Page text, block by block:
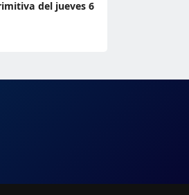
del jueves 6